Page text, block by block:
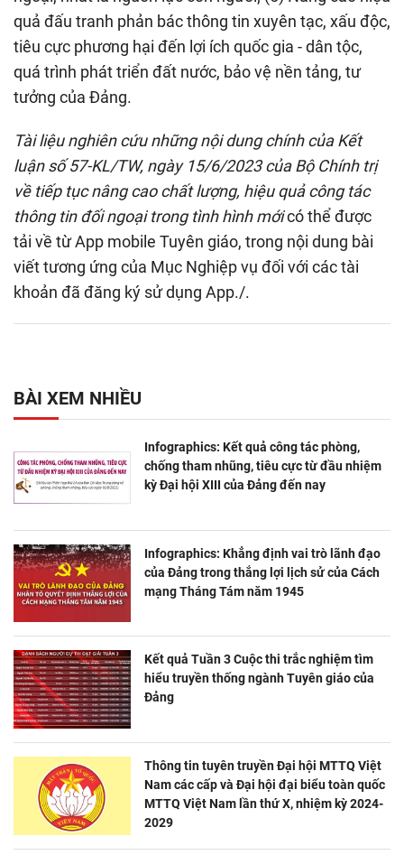
quả đấu tranh phản bác thông tin xuyên tạc, xấu độc,
tiêu cực phương hại đến lợi ích quốc gia - dân tộc,
quá trình phát triển đất nước, bảo vệ nền tảng, tư
tưởng của Đảng.
Tài liệu nghiên cứu những nội dung chính của Kết
luận số 57-KL/TW, ngày 15/6/2023 của Bộ Chính trị
về tiếp tục nâng cao chất lượng, hiệu quả công tác
thông tin đối ngoại trong tình hình mớicó thể được
tải về từ App mobile Tuyên giáo, trong nội dung bài
viết tương ứng của Mục Nghiệp vụ đối với các tài
khoản đã đăng ký sử dụng App./.
BÀI XEM NHIỀU
Infographics: Kết quả công tác phòng,
chống tham nhũng, tiêu cực từ đầu nhiệm
kỳ Đại hội XIII của Đảng đến nay
Infographics: Khẳng định vai trò lãnh đạo
của Đảng trong thắng lợi lịch sử của Cách
mạng Tháng Tám năm 1945
Kết quả Tuần 3 Cuộc thi trắc nghiệm tìm
hiểu truyền thống ngành Tuyên giáo của
Đảng
Thông tin tuyên truyền Đại hội MTTQ Việt
Nam các cấp và Đại hội đại biểu toàn quốc
MTTQ Việt Nam lần thứ X, nhiệm kỳ 2024-
2029